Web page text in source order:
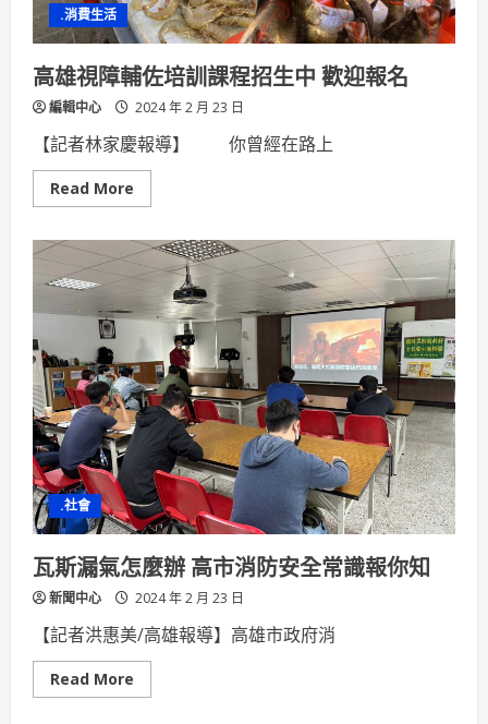
.消費生活
高雄視障輔佐培訓課程招生中 歡迎報名
編輯中心 2024 年 2 月 23 日
【記者林家慶報導】 你曾經在路上
Read More
more
雄
視
障
培
訓
程
招
生
中
歡
.社會
瓦斯漏氣怎麼辦 高市消防安全常識報你知
新聞中心 2024 年 2 月 23 日
【記者洪惠美/高雄報導】高雄市政府消
Read More
more